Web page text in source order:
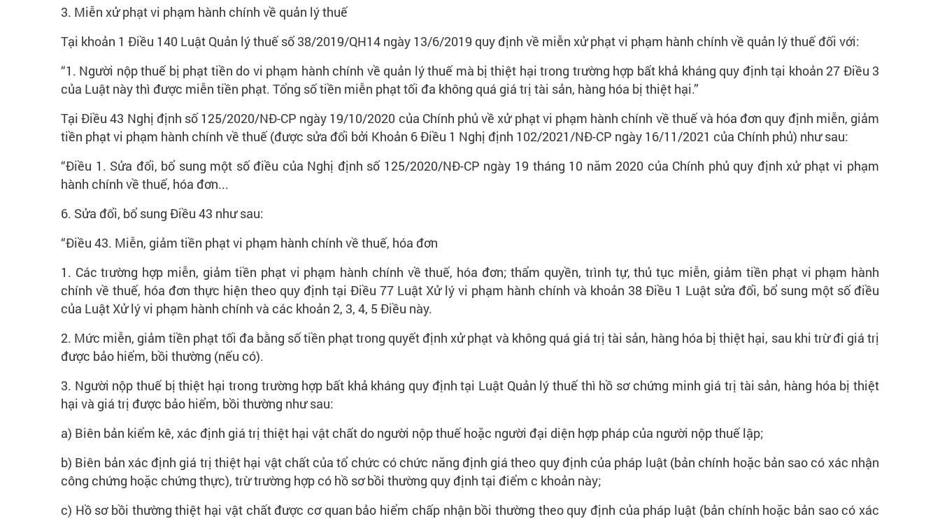
3. Miễn xử phạt vi phạm hành chính về quản lý thuế
Tại khoản 1 Điều 140 Luật Quản lý thuế số 38/2019/QH14 ngày 13/6/2019 quy định về miễn xử phạt vi phạm hành chính về quản lý thuế đối với:
“1. Người nộp thuế bị phạt tiền do vi phạm hành chính về quản lý thuế mà bị thiệt hại trong trường hợp bất khả kháng quy định tại khoản 27 Điều 3
của Luật này thì được miễn tiền phạt. Tổng số tiền miễn phạt tối đa không quá giá trị tài sản, hàng hóa bị thiệt hại.”
Tại Điều 43 Nghị định số 125/2020/NĐ-CP ngày 19/10/2020 của Chính phủ về xử phạt vi phạm hành chính về thuế và hóa đơn quy định miễn, giảm
tiền phạt vi phạm hành chính về thuế (được sửa đổi bởi Khoản 6 Điều 1 Nghị định 102/2021/NĐ-CP ngày 16/11/2021 của Chính phủ) như sau:
“Điều 1. Sửa đổi, bổ sung một số điều của Nghị định số 125/2020/NĐ-CP ngày 19 tháng 10 năm 2020 của Chính phủ quy định xử phạt vi phạm
hành chính về thuế, hóa đơn...
6. Sửa đổi, bổ sung Điều 43 như sau:
“Điều 43. Miễn, giảm tiền phạt vi phạm hành chính về thuế, hóa đơn
1. Các trường hợp miễn, giảm tiền phạt vi phạm hành chính về thuế, hóa đơn; thẩm quyền, trình tự, thủ tục miễn, giảm tiền phạt vi phạm hành
chính về thuế, hóa đơn thực hiện theo quy định tại Điều 77 Luật Xử lý vi phạm hành chính và khoản 38 Điều 1 Luật sửa đổi, bổ sung một số điều
của Luật Xử lý vi phạm hành chính và các khoản 2, 3, 4, 5 Điều này.
2. Mức miễn, giảm tiền phạt tối đa bằng số tiền phạt trong quyết định xử phạt và không quá giá trị tài sản, hàng hóa bị thiệt hại, sau khi trừ đi giá trị
được bảo hiểm, bồi thường (nếu có).
3. Người nộp thuế bị thiệt hại trong trường hợp bất khả kháng quy định tại Luật Quản lý thuế thì hồ sơ chứng minh giá trị tài sản, hàng hóa bị thiệt
hại và giá trị được bảo hiểm, bồi thường như sau:
a) Biên bản kiểm kê, xác định giá trị thiệt hại vật chất do người nộp thuế hoặc người đại diện hợp pháp của người nộp thuế lập;
b) Biên bản xác định giá trị thiệt hại vật chất của tổ chức có chức năng định giá theo quy định của pháp luật (bản chính hoặc bản sao có xác nhận
công chứng hoặc chứng thực), trừ trường hợp có hồ sơ bồi thường quy định tại điểm c khoản này;
c) Hồ sơ bồi thường thiệt hại vật chất được cơ quan bảo hiểm chấp nhận bồi thường theo quy định của pháp luật (bản chính hoặc bản sao có xác